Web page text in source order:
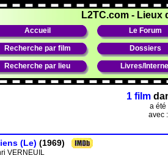
L2TC.com - Lieux
Accueil Le Forum
Recherche par film Dossiers
Recherche par lieu Livres/
1 film
a
avec
(Le) (1969)
VERNEUIL